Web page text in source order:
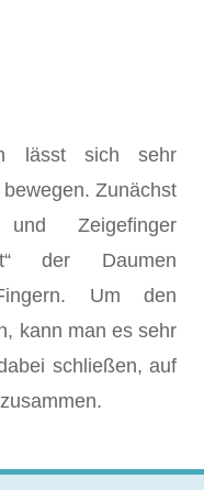
lässt sich sehr
Zunächst
Zeigefinger
der Daumen
Um den
kann man es sehr
schließen, auf